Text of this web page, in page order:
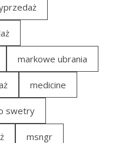
markowe ubrania
medicine
swetry
msngr